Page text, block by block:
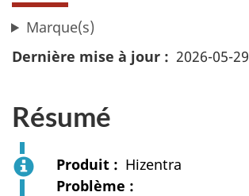
Marque(s)
Dernière mise à jour
2026-05-29
Résumé
Produit
Hizentra
Problème